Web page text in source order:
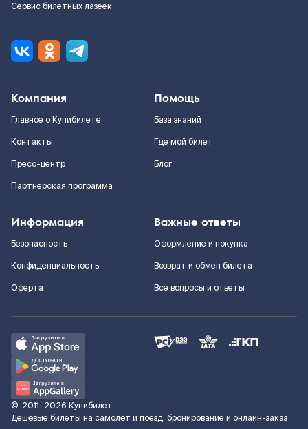
Сервис билетных лазеек
Компания
Главное о Купибилете
Контакты
Пресс-центр
Партнерская программа
Помощь
База знаний
Где мой билет
Блог
Информация
Безопасность
Конфиденциальность
Оферта
Важные ответы
Оформление и покупка
Возврат и обмен билета
Все вопросы и ответы
© 2011–2026 Купибилет
Дешёвые билеты на самолёт и поезд, бронирование и онлайн-заказ